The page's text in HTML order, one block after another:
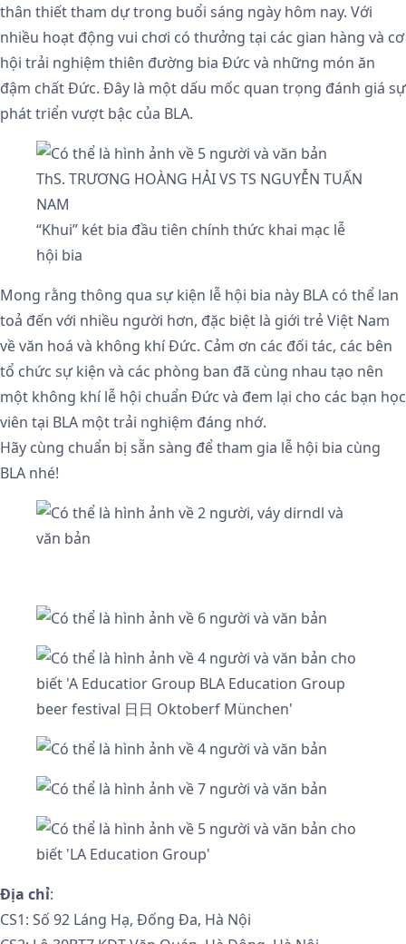
thân thiết tham dự trong buổi sáng ngày hôm nay. Với
nhiều hoạt động vui chơi có thưởng tại các gian hàng và cơ
hội trải nghiệm thiên đường bia Đức và những món ăn
đậm chất Đức. Đây là một dấu mốc quan trọng đánh giá sự
phát triển vượt bậc của BLA.
ThS. TRƯƠNG HOÀNG HẢI VS TS NGUYỄN TUẤN
NAM
“Khui” két bia đầu tiên chính thức khai mạc lễ
hội bia
Mong rằng thông qua sự kiện lễ hội bia này BLA có thể lan
toả đến với nhiều người hơn, đặc biệt là giới trẻ Việt Nam
về văn hoá và không khí Đức. Cảm ơn các đối tác, các bên
tổ chức sự kiện và các phòng ban đã cùng nhau tạo nên
một không khí lễ hội chuẩn Đức và đem lại cho các bạn học
viên tại BLA một trải nghiệm đáng nhớ.
Hãy cùng chuẩn bị sẵn sàng để tham gia lễ hội bia cùng
BLA nhé!
Địa chỉ:
CS1: Số 92 Láng Hạ, Đống Đa, Hà Nội